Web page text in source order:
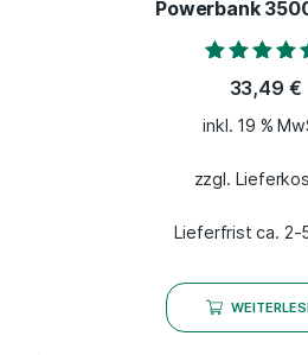
Powerbank
Bewertet mit
5.00
von 5
33,49 €
inkl. 19 %
zzgl.
Lieferfrist ca. 2-